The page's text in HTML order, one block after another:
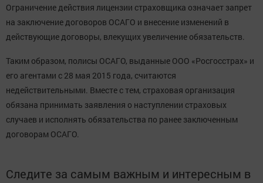
Ограничение действия лицензии страховщика означает запрет
на заключение договоров ОСАГО и внесение изменений в
действующие договоры, влекущих увеличение обязательств.
Таким образом, полисы ОСАГО, выданные ООО «Росгосстрах» и
его агентами с 28 мая 2015 года, считаются
недействительными. Вместе с тем, страховая организация
обязана принимать заявления о наступлении страховых
случаев и исполнять обязательства по ранее заключенным
договорам ОСАГО.
Следите за самым важным и интересным в